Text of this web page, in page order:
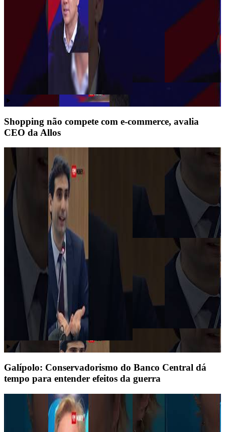
Shopping não compete com e-commerce, avalia
CEO da Allos
Galípolo: Conservadorismo do Banco Central dá
tempo para entender efeitos da guerra